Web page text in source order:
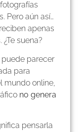
Pero aún así…
apenas
suena?
parecer
para
mundo online,
no genera
pensarla